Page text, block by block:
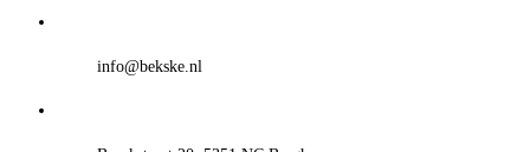
info@bekske.nl